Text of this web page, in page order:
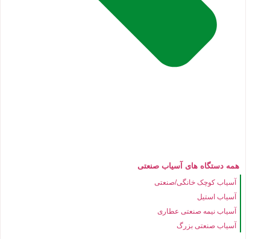
همه دستگاه های آسیاب صنعتی
آسیاب کوچک خانگی/صنعتی
آسیاب استیل
آسیاب نیمه صنعتی عطاری
آسیاب صنعتی بزرگ